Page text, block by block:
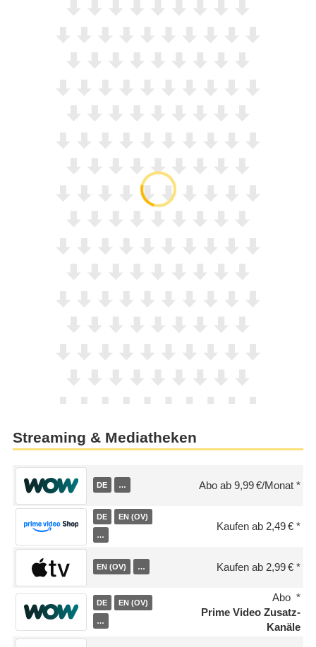
Streaming & Mediatheken
DE … Abo ab 9,99 €/Monat
DE EN (OV)
…
Kaufen ab 2,49 €
EN (OV) … Kaufen ab 2,99 €
DE EN (OV)
…
Abo
Prime Video Zusatz-
Kanäle